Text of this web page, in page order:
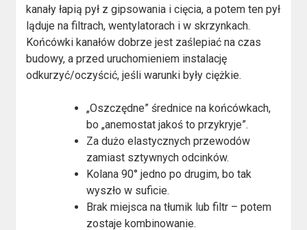
kanały łapią pył z gipsowania i cięcia, a potem ten pył
ląduje na filtrach, wentylatorach i w skrzynkach.
Końcówki kanałów dobrze jest zaślepiać na czas
budowy, a przed uruchomieniem instalację
odkurzyć/oczyścić, jeśli warunki były ciężkie.
„Oszczędne” średnice na końcówkach,
bo „anemostat jakoś to przykryje”.
Za dużo elastycznych przewodów
zamiast sztywnych odcinków.
Kolana 90° jedno po drugim, bo tak
wyszło w suficie.
Brak miejsca na tłumik lub filtr – potem
zostaje kombinowanie.